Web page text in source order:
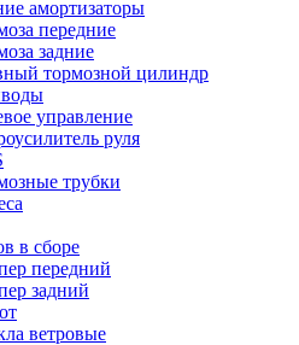
амортизаторы
передние
задние
тормозной цилиндр
управление
руля
трубки
в сборе
передний
задний
ветровые